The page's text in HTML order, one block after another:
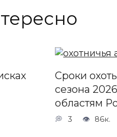
Сроки
сезона
областям
3 86к.